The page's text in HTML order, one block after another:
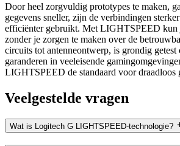
Door heel zorgvuldig prototypes te maken,
gegevens sneller, zijn de verbindingen
efficiënter gebruikt. Met LIGHTSPEED kun
zonder je zorgen te maken over de
circuits tot antenneontwerp, is grondig getest
garanderen in veeleisende
LIGHTSPEED de standaard voor draadloos
Veelgestelde vragen
Wat is Logitech G LIGHTSPEED-technologie?